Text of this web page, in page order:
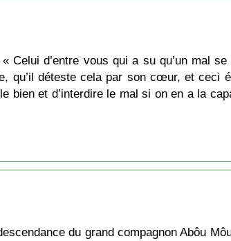
d’entre vous qui a su qu’un mal se
qu’il déteste cela par son cœur, et ceci
bien et d’interdire le mal si on en a la
du grand compagnon Abôu